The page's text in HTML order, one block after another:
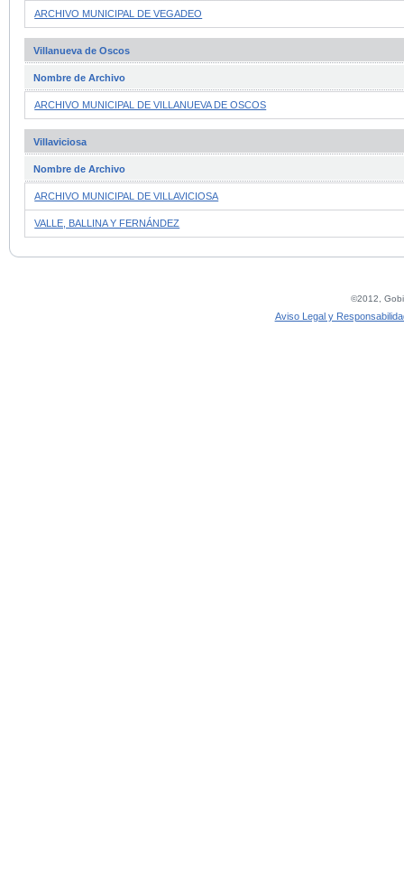
ARCHIVO MUNICIPAL DE VEGADEO
Villanueva de Oscos
Nombre de Archivo
ARCHIVO MUNICIPAL DE VILLANUEVA DE OSCOS
Villaviciosa
Nombre de Archivo
ARCHIVO MUNICIPAL DE VILLAVICIOSA
VALLE, BALLINA Y FERNÁNDEZ
©2012,
Aviso Legal y